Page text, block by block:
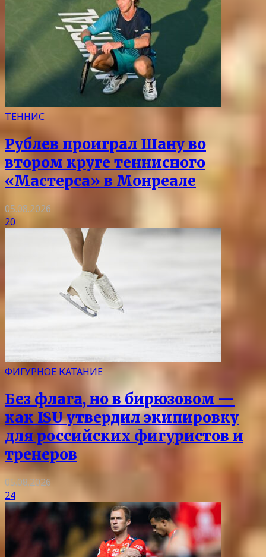
ТЕННИС
Рублев проиграл Шану во
втором круге теннисного
«Мастерса» в Монреале
05.08.2026
20
ФИГУРНОЕ КАТАНИЕ
Без флага, но в бирюзовом —
как ISU утвердил экипировку
для российских фигуристов и
тренеров
05.08.2026
24